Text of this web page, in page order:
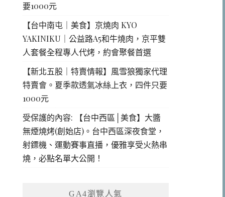
要1000元
【台中南屯｜美食】京燒肉 KYO
YAKINIKU｜公益路A5和牛燒肉，京平雙
人套餐全程專人代烤，約會聚餐首選
【新北五股｜特賣情報】風雪狼獨家代理
特賣會。夏季款透氣冰絲上衣，四件只要
1000元
受保護的內容: 【台中西區│美食】大醬
無煙燒烤(創始店)。台中西區深夜食堂，
射鏢機、運動賽事直播，優雅享受火熱串
燒，必點名單大公開！
GA4瀏覽人氣